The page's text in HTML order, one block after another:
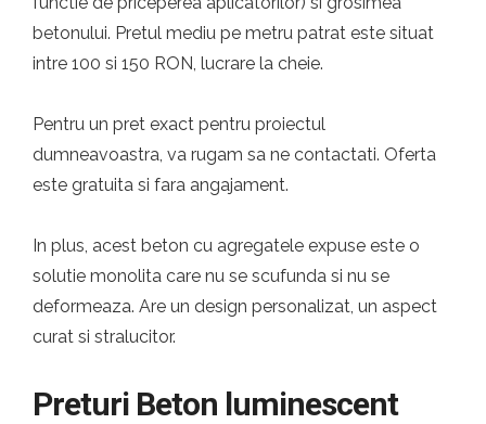
betonului. Pretul mediu pe metru patrat este situat
intre 100 si 150 RON, lucrare la cheie.
Pentru un pret exact pentru proiectul
dumneavoastra, va rugam sa ne contactati. Oferta
este gratuita si fara angajament.
In plus, acest beton cu agregatele expuse este o
solutie monolita care nu se scufunda si nu se
deformeaza. Are un design personalizat, un aspect
curat si stralucitor.
Preturi Beton luminescent